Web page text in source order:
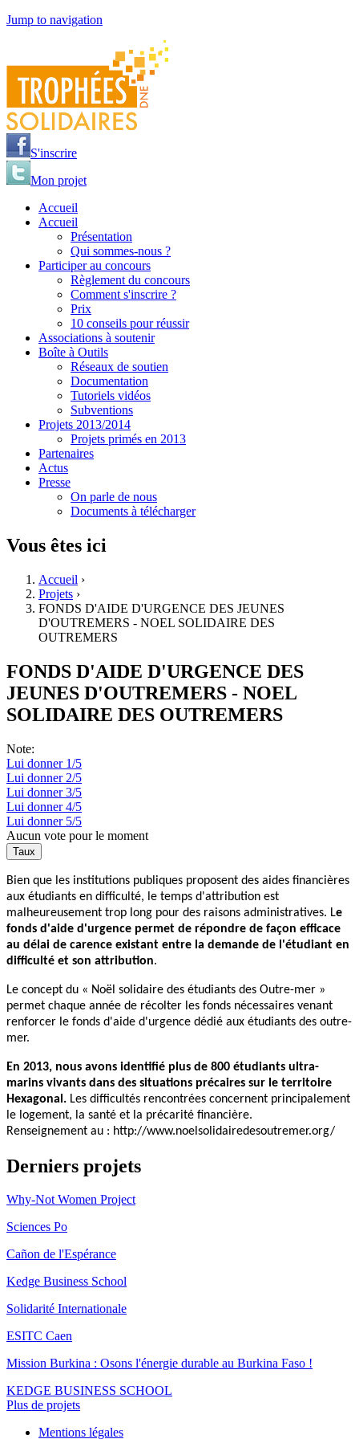
Jump to navigation
S'inscrire
Mon projet
Accueil
Accueil
Présentation
Qui sommes-nous ?
Participer au concours
Règlement du concours
Comment s'inscrire ?
Prix
10 conseils pour réussir
Associations à soutenir
Boîte à Outils
Réseaux de soutien
Documentation
Tutoriels vidéos
Subventions
Projets 2013/2014
Projets primés en 2013
Partenaires
Actus
Presse
On parle de nous
Documents à télécharger
Vous êtes ici
Accueil ›
Projets ›
FONDS D'AIDE D'URGENCE DES JEUNES
D'OUTREMERS - NOEL SOLIDAIRE DES
OUTREMERS
FONDS D'AIDE D'URGENCE DES
JEUNES D'OUTREMERS - NOEL
SOLIDAIRE DES OUTREMERS
Note:
Lui donner 1/5
Lui donner 2/5
Lui donner 3/5
Lui donner 4/5
Lui donner 5/5
Aucun vote pour le moment
Bien que les institutions publiques proposent des aides financières
aux étudiants en difficulté, le temps d'attribution est
malheureusement trop long pour des raisons administratives. Le
fonds d'aide d'urgence permet de répondre de façon efficace
au délai de carence existant entre la demande de l'étudiant en
difficulté et son attribution.
Le concept du « Noël solidaire des étudiants des Outre-mer »
permet chaque année de récolter les fonds nécessaires venant
renforcer le fonds d'aide d'urgence dédié aux étudiants des outre-
mer.
En 2013, nous avons identifié plus de 800 étudiants ultra-
marins vivants dans des situations précaires sur le territoire
Hexagonal. Les difficultés rencontrées concernent principalement
le logement, la santé et la précarité financière.
Renseignement au : http://www.noelsolidairedesoutremer.org/
Derniers projets
Why-Not Women Project
Sciences Po
Cañon de l'Espérance
Kedge Business School
Solidarité Internationale
ESITC Caen
Mission Burkina : Osons l'énergie durable au Burkina Faso !
KEDGE BUSINESS SCHOOL
Plus de projets
Mentions légales